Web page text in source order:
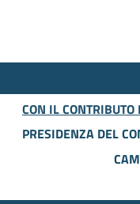
CON IL CONTRIBUTO
PRESIDENZA DEL